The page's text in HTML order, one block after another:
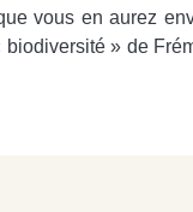
vous en aurez
» de